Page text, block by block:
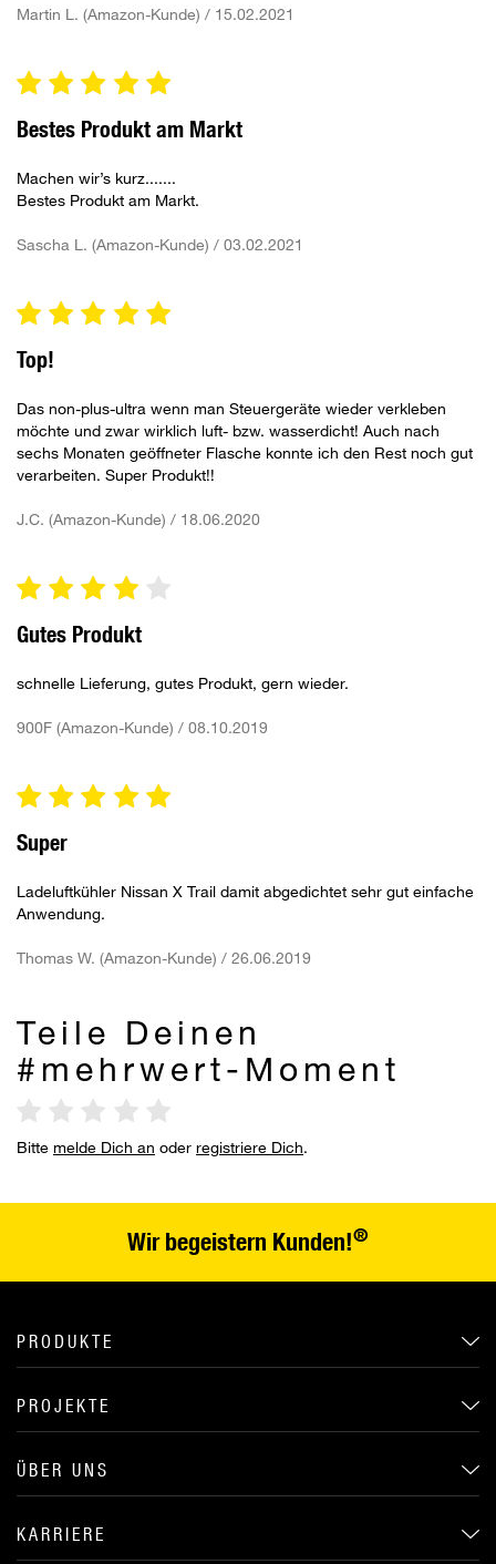
Martin L. (Amazon-Kunde) / 15.02.2021
Bestes Produkt am Markt
Machen wir’s kurz.......
Bestes Produkt am Markt.
Sascha L. (Amazon-Kunde) / 03.02.2021
Top!
Das non-plus-ultra wenn man Steuergeräte wieder verkleben
möchte und zwar wirklich luft- bzw. wasserdicht! Auch nach
sechs Monaten geöffneter Flasche konnte ich den Rest noch gut
verarbeiten. Super Produkt!!
J.C. (Amazon-Kunde) / 18.06.2020
Gutes Produkt
schnelle Lieferung, gutes Produkt, gern wieder.
900F (Amazon-Kunde) / 08.10.2019
Super
Ladeluftkühler Nissan X Trail damit abgedichtet sehr gut einfache
Anwendung.
Thomas W. (Amazon-Kunde) / 26.06.2019
Teile Deinen
#mehrwert-Moment
Bitte melde Dich an oder registriere Dich.
Wir begeistern Kunden!®
PRODUKTE
PROJEKTE
ÜBER UNS
KARRIERE